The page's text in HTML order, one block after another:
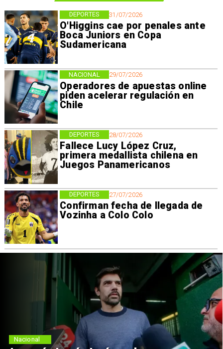
31/07/2026
O'Higgins cae por penales ante
Boca Juniors en Copa
Sudamericana
DEPORTES
29/07/2026
Operadores de apuestas online
piden acelerar regulación en
Chile
NACIONAL
28/07/2026
Fallece Lucy López Cruz,
primera medallista chilena en
Juegos Panamericanos
DEPORTES
27/07/2026
Confirman fecha de llegada de
Vozinha a Colo Colo
DEPORTES
Nacional